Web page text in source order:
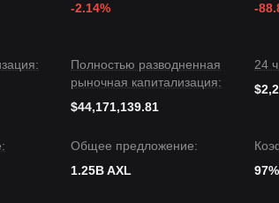
целевой уровень —
Axelar сталкивается с краткосрочными
тренд может сместиться в
-2.14%
-
Полностью разводненная
рыночная капитализация:
$44,171,139.81
24
Общее предложение:
1.25B AXL
97%